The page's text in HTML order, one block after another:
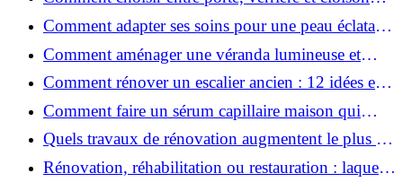
coulissante pour séparer vos pièces ?
Comment adapter ses soins pour une peau éclatante
en hiver ?
Comment aménager une véranda lumineuse et
conviviale : 12 idées déco
Comment rénover un escalier ancien : 12 idées et
astuces faciles pas à pas
Comment faire un sérum capillaire maison qui
stimule réellement la pousse des cheveux ?
Quels travaux de rénovation augmentent le plus la
valeur d'une maison pour la revente ?
Rénovation, réhabilitation ou restauration : laquelle